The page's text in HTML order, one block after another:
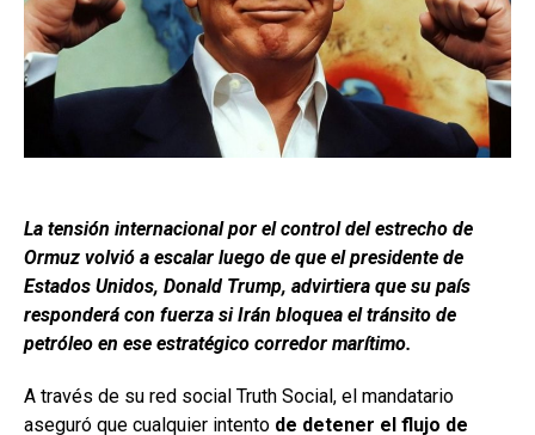
La tensión internacional por el control del estrecho de
Ormuz volvió a escalar luego de que el presidente de
Estados Unidos, Donald Trump, advirtiera que su país
responderá con fuerza si Irán bloquea el tránsito de
petróleo en ese estratégico corredor marítimo.
A través de su red social Truth Social, el mandatario
aseguró que cualquier intento de detener el flujo de